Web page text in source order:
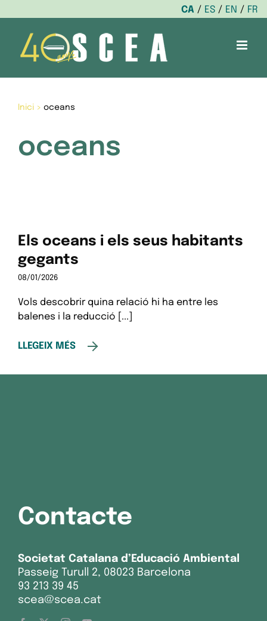
CA ES EN
FR
content
Inici> oceans
oceans
Els oceans i els seus habitants
gegants
08/01/2026
Vols descobrir quina relació hi ha entre les
balenes i la reducció [...]
LLEGEIX MÉS
Contacte
Societat Catalana d’Educació Ambiental
Passeig Turull 2, 08023 Barcelona
93 213 39 45
scea@scea.cat